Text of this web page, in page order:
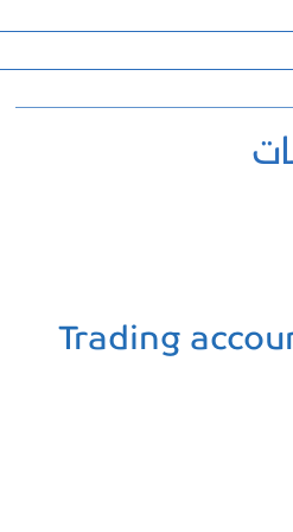
Trading